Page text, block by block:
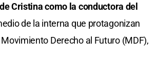
Cristina como la conductora del
de la interna que protagonizan
Derecho al Futuro (MDF),